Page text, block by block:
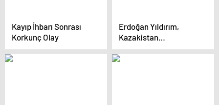
Kayıp İhbarı Sonrası
Korkunç Olay
Erdoğan Yıldırım,
Kazakistan
Cumhuriyeti’nin
Eskişehir Fahri